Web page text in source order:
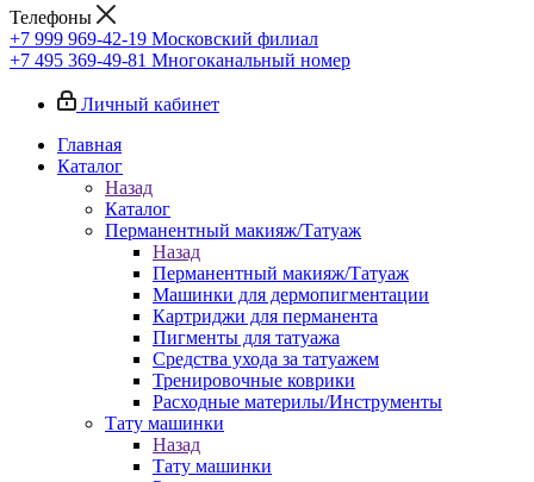
Телефоны
+7 999 969-42-19 Московский филиал
+7 495 369-49-81 Многоканальный номер
Личный кабинет
Главная
Каталог
Назад
Каталог
Перманентный макияж/Татуаж
Назад
Перманентный макияж/Татуаж
Машинки для дермопигментации
Картриджи для перманента
Пигменты для татуажа
Средства ухода за татуажем
Тренировочные коврики
Расходные материлы/Инструменты
Тату машинки
Назад
Тату машинки